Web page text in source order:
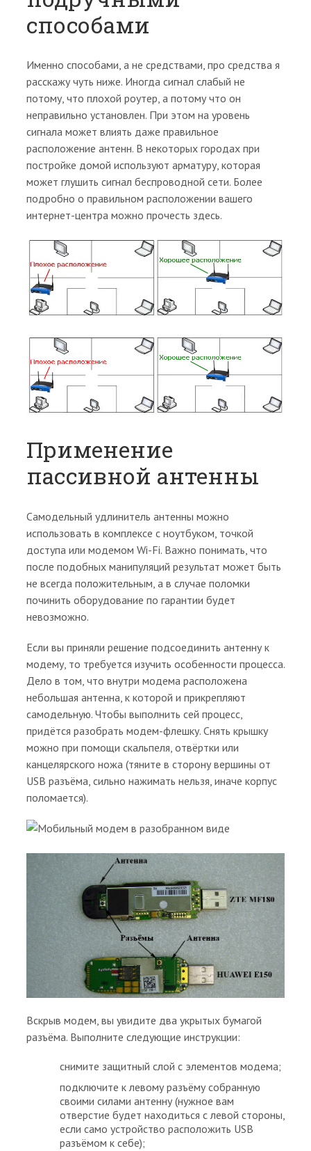
способами
Именно способами, а не средствами, про средства я
расскажу чуть ниже. Иногда сигнал слабый не
потому, что плохой роутер, а потому что он
неправильно установлен. При этом на уровень
сигнала может влиять даже правильное
расположение антенн. В некоторых городах при
постройке домой используют арматуру, которая
может глушить сигнал беспроводной сети. Более
подробно о правильном расположении вашего
интернет-центра можно прочесть здесь.
Применение
пассивной антенны
Самодельный удлинитель антенны можно
использовать в комплексе с ноутбуком, точкой
доступа или модемом Wi-Fi. Важно понимать, что
после подобных манипуляций результат может быть
не всегда положительным, а в случае поломки
починить оборудование по гарантии будет
невозможно.
Если вы приняли решение подсоединить антенну к
модему, то требуется изучить особенности процесса.
Дело в том, что внутри модема расположена
небольшая антенна, к которой и прикрепляют
самодельную. Чтобы выполнить сей процесс,
придётся разобрать модем-флешку. Снять крышку
можно при помощи скальпеля, отвёртки или
канцелярского ножа (тяните в сторону вершины от
USB разъёма, сильно нажимать нельзя, иначе корпус
поломается).
Вскрыв модем, вы увидите два укрытых бумагой
разъёма. Выполните следующие инструкции:
снимите защитный слой с элементов модема;
подключите к левому разъёму собранную
своими силами антенну (нужное вам
отверстие будет находиться с левой стороны,
если само устройство расположить USB
разъёмом к себе);